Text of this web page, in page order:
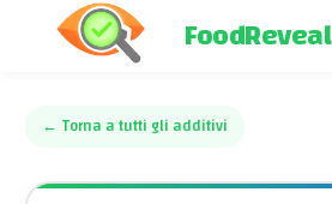
FoodReveal
← Torna a tutti gli additivi